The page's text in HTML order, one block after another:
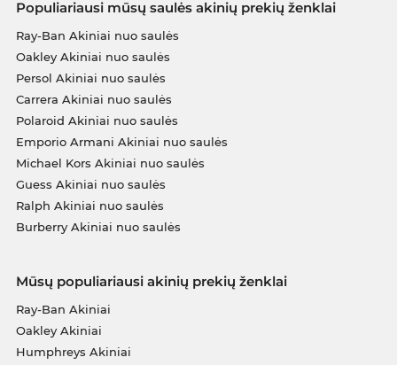
Populiariausi mūsų saulės akinių prekių ženklai
Ray-Ban Akiniai nuo saulės
Oakley Akiniai nuo saulės
Persol Akiniai nuo saulės
Carrera Akiniai nuo saulės
Polaroid Akiniai nuo saulės
Emporio Armani Akiniai nuo saulės
Michael Kors Akiniai nuo saulės
Guess Akiniai nuo saulės
Ralph Akiniai nuo saulės
Burberry Akiniai nuo saulės
Mūsų populiariausi akinių prekių ženklai
Ray-Ban Akiniai
Oakley Akiniai
Humphreys Akiniai